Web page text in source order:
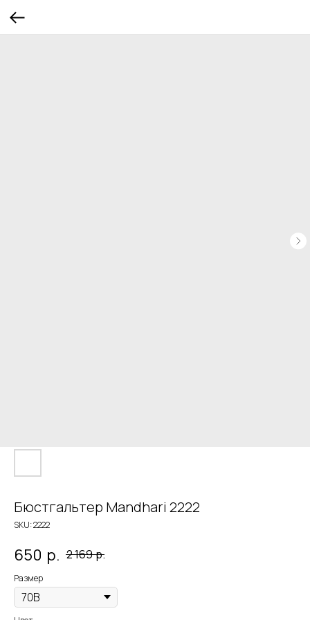
Бюстгальтер Mandhari 2222
SKU:2222
650 р. 2 169р.
Размер